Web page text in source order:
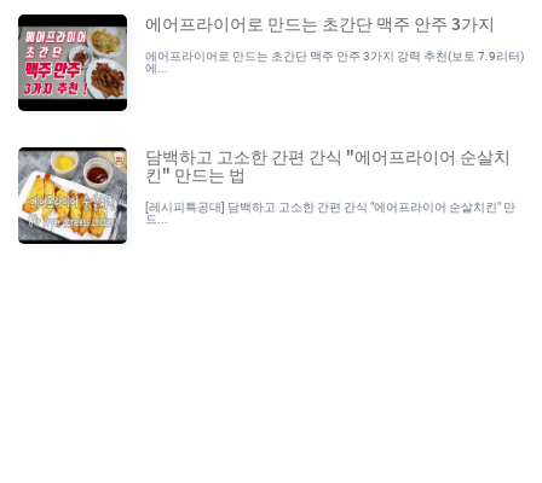
에어프라이어로 만드는 초간단 맥주 안주 3가지
에어프라이어로 만드는 초간단 맥주 안주 3가지 강력 추천(보토 7.9리터)
에...
담백하고 고소한 간편 간식 "에어프라이어 순살치
킨" 만드는 법
[레시피특공대] 담백하고 고소한 간편 간식 "에어프라이어 순살치킨" 만
드...